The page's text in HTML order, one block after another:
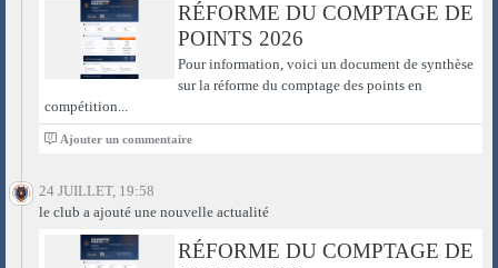
RÉFORME DU COMPTAGE DE
POINTS 2026
Pour information, voici un document de synthèse
sur la réforme du comptage des points en
compétition...
0 Ajouter un commentaire
24 JUILLET, 19:58
le club a ajouté une nouvelle actualité
RÉFORME DU COMPTAGE DE